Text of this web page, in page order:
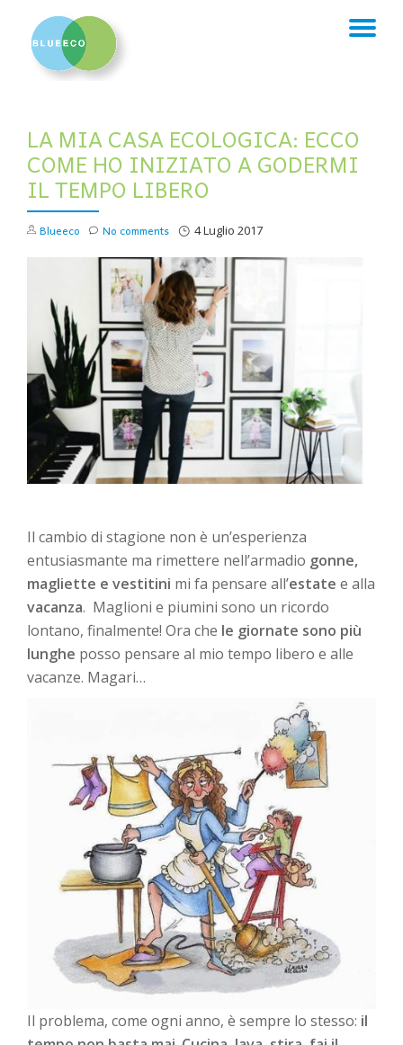
LA MIA CASA ECOLOGICA: ECCO
COME HO INIZIATO A GODERMI
IL TEMPO LIBERO
Blueeco 4 Luglio 2017
No comments
Il cambio di stagione non è un’esperienza
entusiasmante ma rimettere nell’armadio gonne,
magliette e vestitini mi fa pensare all’estate e alla
vacanza. Maglioni e piumini sono un ricordo
lontano, finalmente! Ora che le giornate sono più
lunghe posso pensare al mio tempo libero e alle
vacanze. Magari…
Il problema, come ogni anno, è sempre lo stesso: il